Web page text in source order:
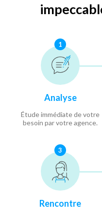
1
Analyse
Étude immédiate de votre
besoin par votre agence.
3
Rencontre